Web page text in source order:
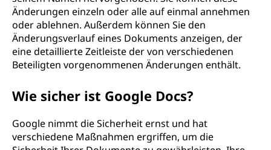
Änderungen einzeln oder alle auf einmal annehmen
oder ablehnen. Außerdem können Sie den
Änderungsverlauf eines Dokuments anzeigen, der
eine detaillierte Zeitleiste der von verschiedenen
Beteiligten vorgenommenen Änderungen enthält.
Wie sicher ist Google Docs?
Google nimmt die Sicherheit ernst und hat
verschiedene Maßnahmen ergriffen, um die